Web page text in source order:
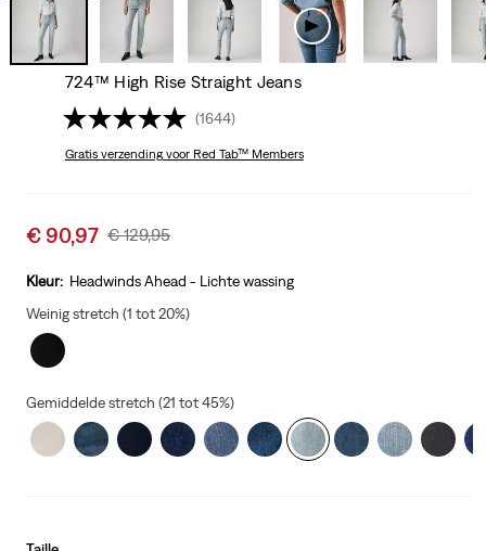
724™ High Rise Straight Jeans
(1644)
Gratis verzendingvoor Red Tab™ Members
Sale
is
€ 90,97 Original
Was
€ 129,95
Kleur: Headwinds Ahead - Lichte wassing
Weinig stretch (1 tot 20%)
Gemiddelde stretch (21 tot 45%)